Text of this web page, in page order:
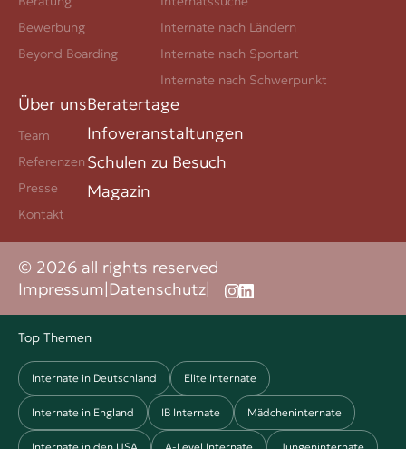
Bewerbung
Beyond Boarding
Internate nach Ländern
Internate nach Sportart
Internate nach Schwerpunkt
Über uns
Team
Referenzen
Presse
Kontakt
Beratertage
Infoveranstaltungen
Schulen zu Besuch
Magazin
© 2026 all rights reserved
Impressum|Datenschutz|
Top Themen
Internate in Deutschland Elite Internate
Internate in England IB Internate Mädcheninternate